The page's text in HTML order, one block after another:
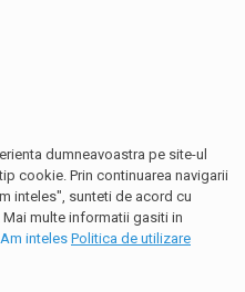
dumneavoastra pe site-ul
cookie. Prin continuarea navigarii
inteles", sunteti de acord cu
multe informatii gasiti in
Am inteles Politica de utilizare